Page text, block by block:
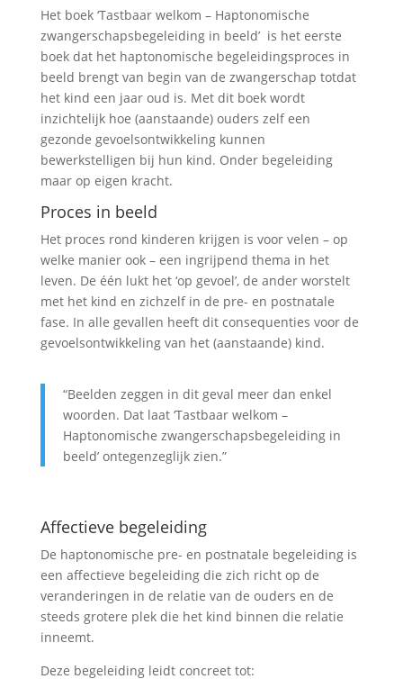
Het boek ‘Tastbaar welkom – Haptonomische
zwangerschapsbegeleiding in beeld’ is het eerste
boek dat het haptonomische begeleidingsproces in
beeld brengt van begin van de zwangerschap totdat
het kind een jaar oud is. Met dit boek wordt
inzichtelijk hoe (aanstaande) ouders zelf een
gezonde gevoelsontwikkeling kunnen
bewerkstelligen bij hun kind. Onder begeleiding
maar op eigen kracht.
Proces in beeld
Het proces rond kinderen krijgen is voor velen – op
welke manier ook – een ingrijpend thema in het
leven. De één lukt het ‘op gevoel’, de ander worstelt
met het kind en zichzelf in de pre- en postnatale
fase. In alle gevallen heeft dit consequenties voor de
gevoelsontwikkeling van het (aanstaande) kind.
“Beelden zeggen in dit geval meer dan enkel
woorden. Dat laat ‘Tastbaar welkom –
Haptonomische zwangerschapsbegeleiding in
beeld’ ontegenzeglijk zien.”
Affectieve begeleiding
De haptonomische pre- en postnatale begeleiding is
een affectieve begeleiding die zich richt op de
veranderingen in de relatie van de ouders en de
steeds grotere plek die het kind binnen die relatie
inneemt.
Deze begeleiding leidt concreet tot: